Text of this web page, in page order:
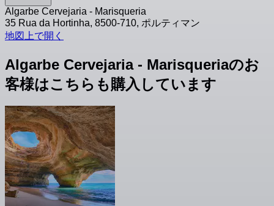
Algarbe Cervejaria - Marisqueria
35 Rua da Hortinha, 8500-710, ポルティマン
地図上で開く
Algarbe Cervejaria - Marisqueriaのお
客様はこちらも購入しています